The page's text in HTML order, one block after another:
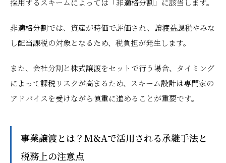
非適格分割では、資産が時価で評価され、譲渡益課税やみな
し配当課税の対象となるため、税負担が発生します。
また、会社分割と株式譲渡をセットで行う場合、タイミング
によって課税リスクが高まるため、スキーム設計は専門家の
アドバイスを受けながら慎重に進めることが重要です。
事業譲渡とは？M&Aで活用される承継手法と
税務上の注意点